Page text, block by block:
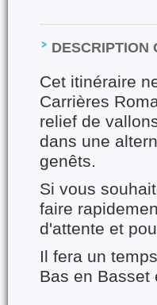
DESCRIPTION
Cet itinéraire
Carrières
relief de
dans une
genêts.
Si vous
faire
d'attente et
Il fera un
Bas en Basset